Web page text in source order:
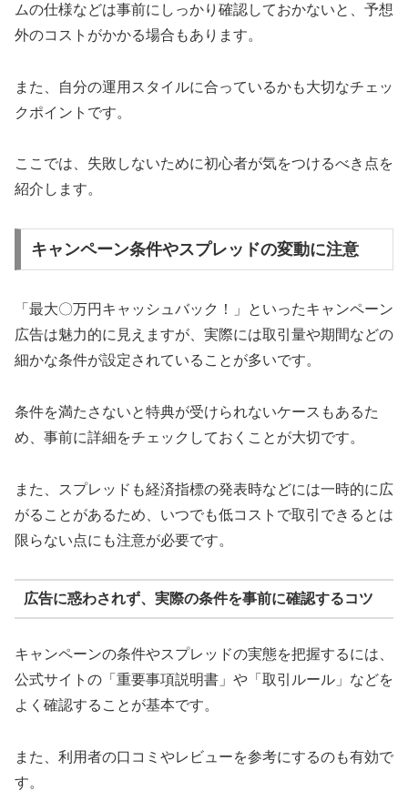
ムの仕様などは事前にしっかり確認しておかないと、予想
外のコストがかかる場合もあります。
また、自分の運用スタイルに合っているかも大切なチェッ
クポイントです。
ここでは、失敗しないために初心者が気をつけるべき点を
紹介します。
キャンペーン条件やスプレッドの変動に注意
「最大〇万円キャッシュバック！」といったキャンペーン
広告は魅力的に見えますが、実際には取引量や期間などの
細かな条件が設定されていることが多いです。
条件を満たさないと特典が受けられないケースもあるた
め、事前に詳細をチェックしておくことが大切です。
また、スプレッドも経済指標の発表時などには一時的に広
がることがあるため、いつでも低コストで取引できるとは
限らない点にも注意が必要です。
広告に惑わされず、実際の条件を事前に確認するコツ
キャンペーンの条件やスプレッドの実態を把握するには、
公式サイトの「重要事項説明書」や「取引ルール」などを
よく確認することが基本です。
また、利用者の口コミやレビューを参考にするのも有効で
す。